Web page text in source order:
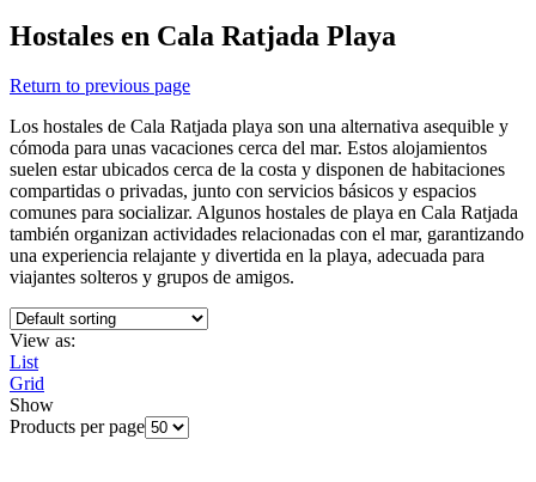
Hostales en Cala Ratjada Playa
Return to previous page
Los hostales de Cala Ratjada playa son una alternativa asequible y
cómoda para unas vacaciones cerca del mar. Estos alojamientos
suelen estar ubicados cerca de la costa y disponen de habitaciones
compartidas o privadas, junto con servicios básicos y espacios
comunes para socializar. Algunos hostales de playa en Cala Ratjada
también organizan actividades relacionadas con el mar, garantizando
una experiencia relajante y divertida en la playa, adecuada para
viajantes solteros y grupos de amigos.
View as:
List
Grid
Show
Products per page